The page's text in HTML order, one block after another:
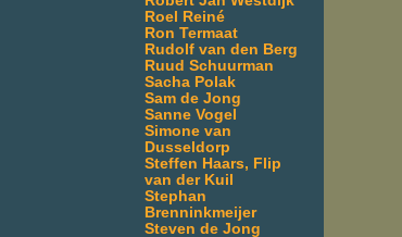
Roel Reiné
Ron Termaat
Rudolf van den Berg
Ruud Schuurman
Sacha Polak
Sam de Jong
Sanne Vogel
Simone van
Dusseldorp
Steffen Haars, Flip
van der Kuil
Stephan
Brenninkmeijer
Steven de Jong